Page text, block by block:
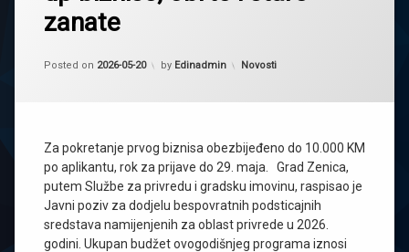
zanate
Posted on 2026-05-20 by Edinadmin Kategorije:
Novosti
Za pokretanje prvog biznisa obezbijeđeno do 10.000 KM
po aplikantu, rok za prijave do 29. maja. Grad Zenica,
putem Službe za privredu i gradsku imovinu, raspisao je
Javni poziv za dodjelu bespovratnih podsticajnih
sredstava namijenjenih za oblast privrede u 2026.
godini. Ukupan budžet ovogodišnjeg programa iznosi